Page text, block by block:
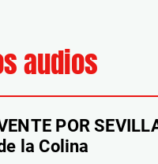
audios
POR
la Colina